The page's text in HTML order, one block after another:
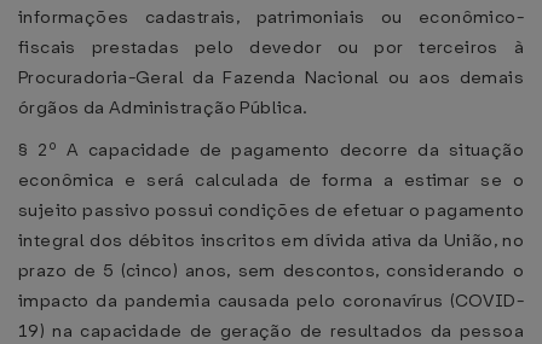
informações cadastrais, patrimoniais ou econômico-
fiscais prestadas pelo devedor ou por terceiros à
Procuradoria-Geral da Fazenda Nacional ou aos demais
órgãos da Administração Pública.
§ 2º A capacidade de pagamento decorre da situação
econômica e será calculada de forma a estimar se o
sujeito passivo possui condições de efetuar o pagamento
integral dos débitos inscritos em dívida ativa da União, no
prazo de 5 (cinco) anos, sem descontos, considerando o
impacto da pandemia causada pelo coronavírus (COVID-
19) na capacidade de geração de resultados da pessoa